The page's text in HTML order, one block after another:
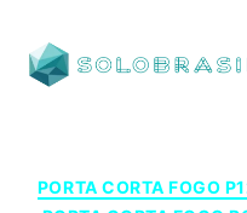
PORTA CORTA FOGO